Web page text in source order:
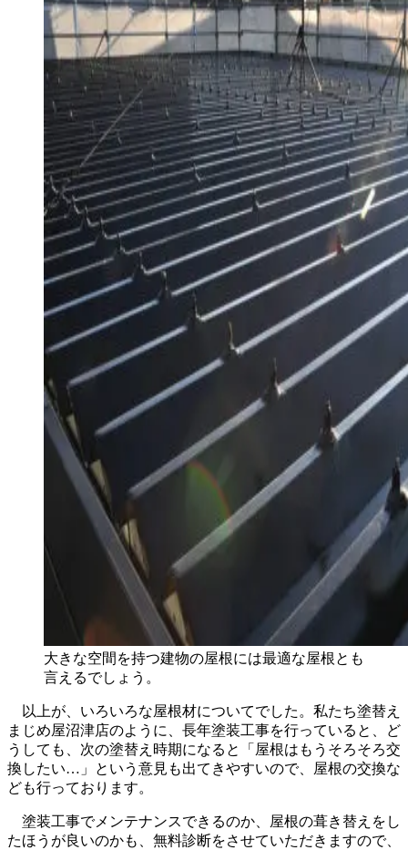
大きな空間を持つ建物の屋根には最適な屋根とも
言えるでしょう。
以上が、いろいろな屋根材についてでした。私たち塗替え
まじめ屋沼津店のように、長年塗装工事を行っていると、ど
うしても、次の塗替え時期になると「屋根はもうそろそろ交
換したい…」という意見も出てきやすいので、屋根の交換な
ども行っております。
塗装工事でメンテナンスできるのか、屋根の葺き替えをし
たほうが良いのかも、無料診断をさせていただきますので、